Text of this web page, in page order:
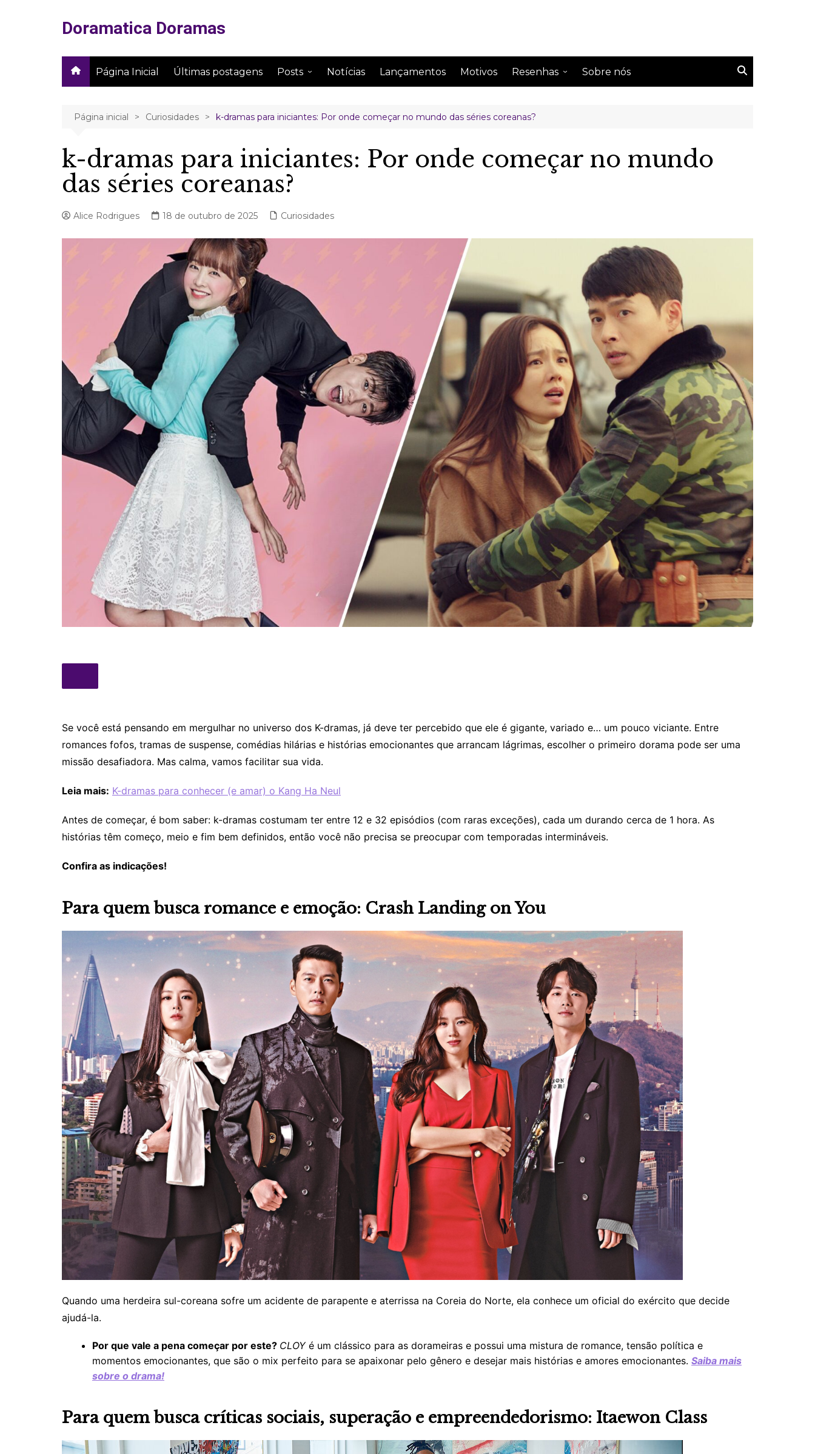
Doramatica Doramas
Página Inicial Últimas postagens Posts
Comentando
Impressão semanal
Leitura
Notícias Lançamentos Motivos Resenhas
Dramas Coreanos
Dramas Taiwaneses
Sobre nós
Página inicial Curiosidades k-dramas para iniciantes: Por onde começar no mundo das séries coreanas?
k-dramas para iniciantes: Por onde começar no mundo
das séries coreanas?
Alice Rodrigues 18 de outubro de 2025 Curiosidades
Se você está pensando em mergulhar no universo dos K-dramas, já deve ter percebido que ele é gigante, variado e… um pouco viciante. Entre
romances fofos, tramas de suspense, comédias hilárias e histórias emocionantes que arrancam lágrimas, escolher o primeiro dorama pode ser uma
missão desafiadora. Mas calma, vamos facilitar sua vida.
Leia mais: K-dramas para conhecer (e amar) o Kang Ha Neul
Antes de começar, é bom saber: k-dramas costumam ter entre 12 e 32 episódios (com raras exceções), cada um durando cerca de 1 hora. As
histórias têm começo, meio e fim bem definidos, então você não precisa se preocupar com temporadas intermináveis.
Confira as indicações!
Para quem busca romance e emoção: Crash Landing on You
Quando uma herdeira sul-coreana sofre um acidente de parapente e aterrissa na Coreia do Norte, ela conhece um oficial do exército que decide
ajudá-la.
Por que vale a pena começar por este? CLOY é um clássico para as dorameiras e possui uma mistura de romance, tensão política e
momentos emocionantes, que são o mix perfeito para se apaixonar pelo gênero e desejar mais histórias e amores emocionantes. Saiba mais
sobre o drama!
Para quem busca críticas sociais, superação e empreendedorismo: Itaewon Class